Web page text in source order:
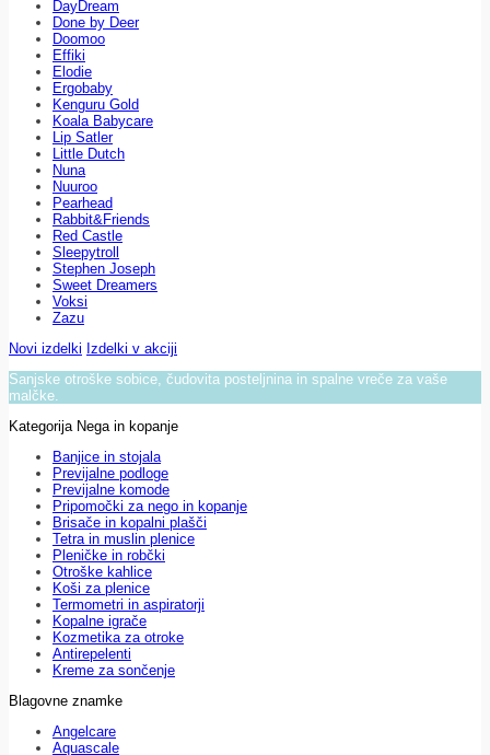
DayDream
Done by Deer
Doomoo
Effiki
Elodie
Ergobaby
Kenguru Gold
Koala Babycare
Lip Satler
Little Dutch
Nuna
Nuuroo
Pearhead
Rabbit&Friends
Red Castle
Sleepytroll
Stephen Joseph
Sweet Dreamers
Voksi
Zazu
Novi izdelki Izdelki v akciji
Sanjske otroške sobice, čudovita posteljnina in spalne vreče za vaše
malčke.
Kategorija Nega in kopanje
Banjice in stojala
Previjalne podloge
Previjalne komode
Pripomočki za nego in kopanje
Brisače in kopalni plašči
Tetra in muslin plenice
Pleničke in robčki
Otroške kahlice
Koši za plenice
Termometri in aspiratorji
Kopalne igrače
Kozmetika za otroke
Antirepelenti
Kreme za sončenje
Blagovne znamke
Angelcare
Aquascale